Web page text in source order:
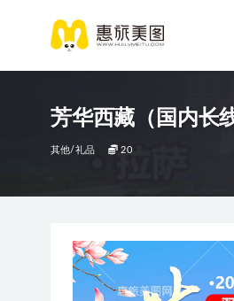
芳华西藏（国内长
其他/礼品 20